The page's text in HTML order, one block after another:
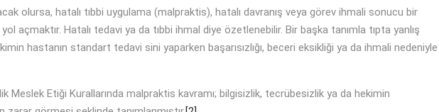
olursa, hatalı tıbbi uygulama (malpraktis), hatalı davranış veya görev ihmali sonucu bir
açmaktır. Hatalı tedavi ya da tıbbi ihmal diye özetlenebilir. Bir başka tanımla tıpta yanlış
hastanın standart tedavi sini yaparken başarısızlığı, beceri eksikliği ya da ihmali nedeniyle
Meslek Etiği Kurallarında malpraktis kavramı; bilgisizlik, tecrübesizlik ya da hekimin